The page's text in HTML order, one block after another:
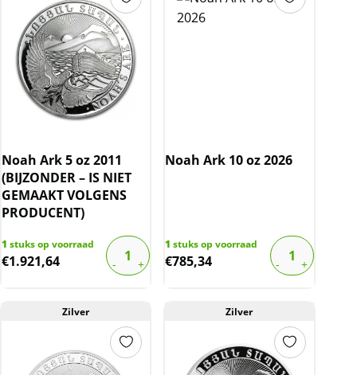
Noah Ark 5 oz 2011
(BIJZONDER – IS NIET
GEMAAKT VOLGENS
PRODUCENT)
1 stuks op voorraad
€1.921,64
Noah Ark 10 oz 2026
1 stuks op voorraad
€785,34
Zilver Zilver